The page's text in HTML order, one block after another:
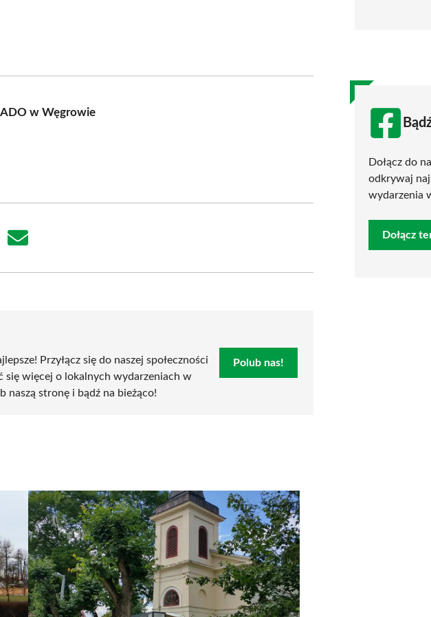
w Węgrowie
Share
Przyłącz się do naszej społeczności
się więcej o lokalnych wydarzeniach w
naszą stronę i bądź na bieżąco!
Polub nas!
Dołącz do
odkrywaj
wydarzenia
Dołącz